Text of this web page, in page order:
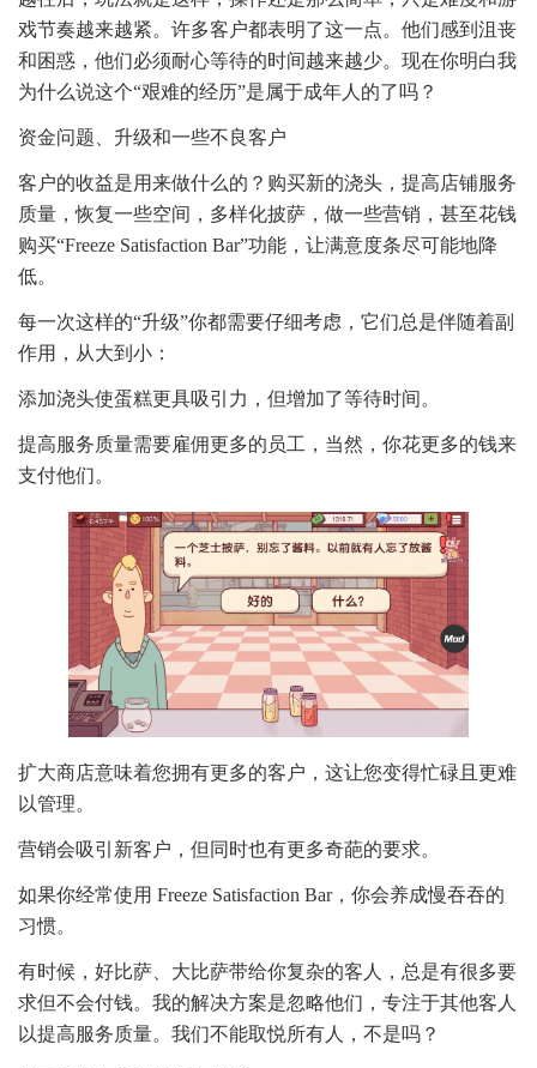
戏节奏越来越紧。许多客户都表明了这一点。他们感到沮丧
和困惑，他们必须耐心等待的时间越来越少。现在你明白我
为什么说这个“艰难的经历”是属于成年人的了吗？
资金问题、升级和一些不良客户
客户的收益是用来做什么的？购买新的浇头，提高店铺服务
质量，恢复一些空间，多样化披萨，做一些营销，甚至花钱
购买“Freeze Satisfaction Bar”功能，让满意度条尽可能地降
低。
每一次这样的“升级”你都需要仔细考虑，它们总是伴随着副
作用，从大到小：
添加浇头使蛋糕更具吸引力，但增加了等待时间。
提高服务质量需要雇佣更多的员工，当然，你花更多的钱来
支付他们。
扩大商店意味着您拥有更多的客户，这让您变得忙碌且更难
以管理。
营销会吸引新客户，但同时也有更多奇葩的要求。
如果你经常使用 Freeze Satisfaction Bar，你会养成慢吞吞的
习惯。
有时候，好比萨、大比萨带给你复杂的客人，总是有很多要
求但不会付钱。我的解决方案是忽略他们，专注于其他客人
以提高服务质量。我们不能取悦所有人，不是吗？